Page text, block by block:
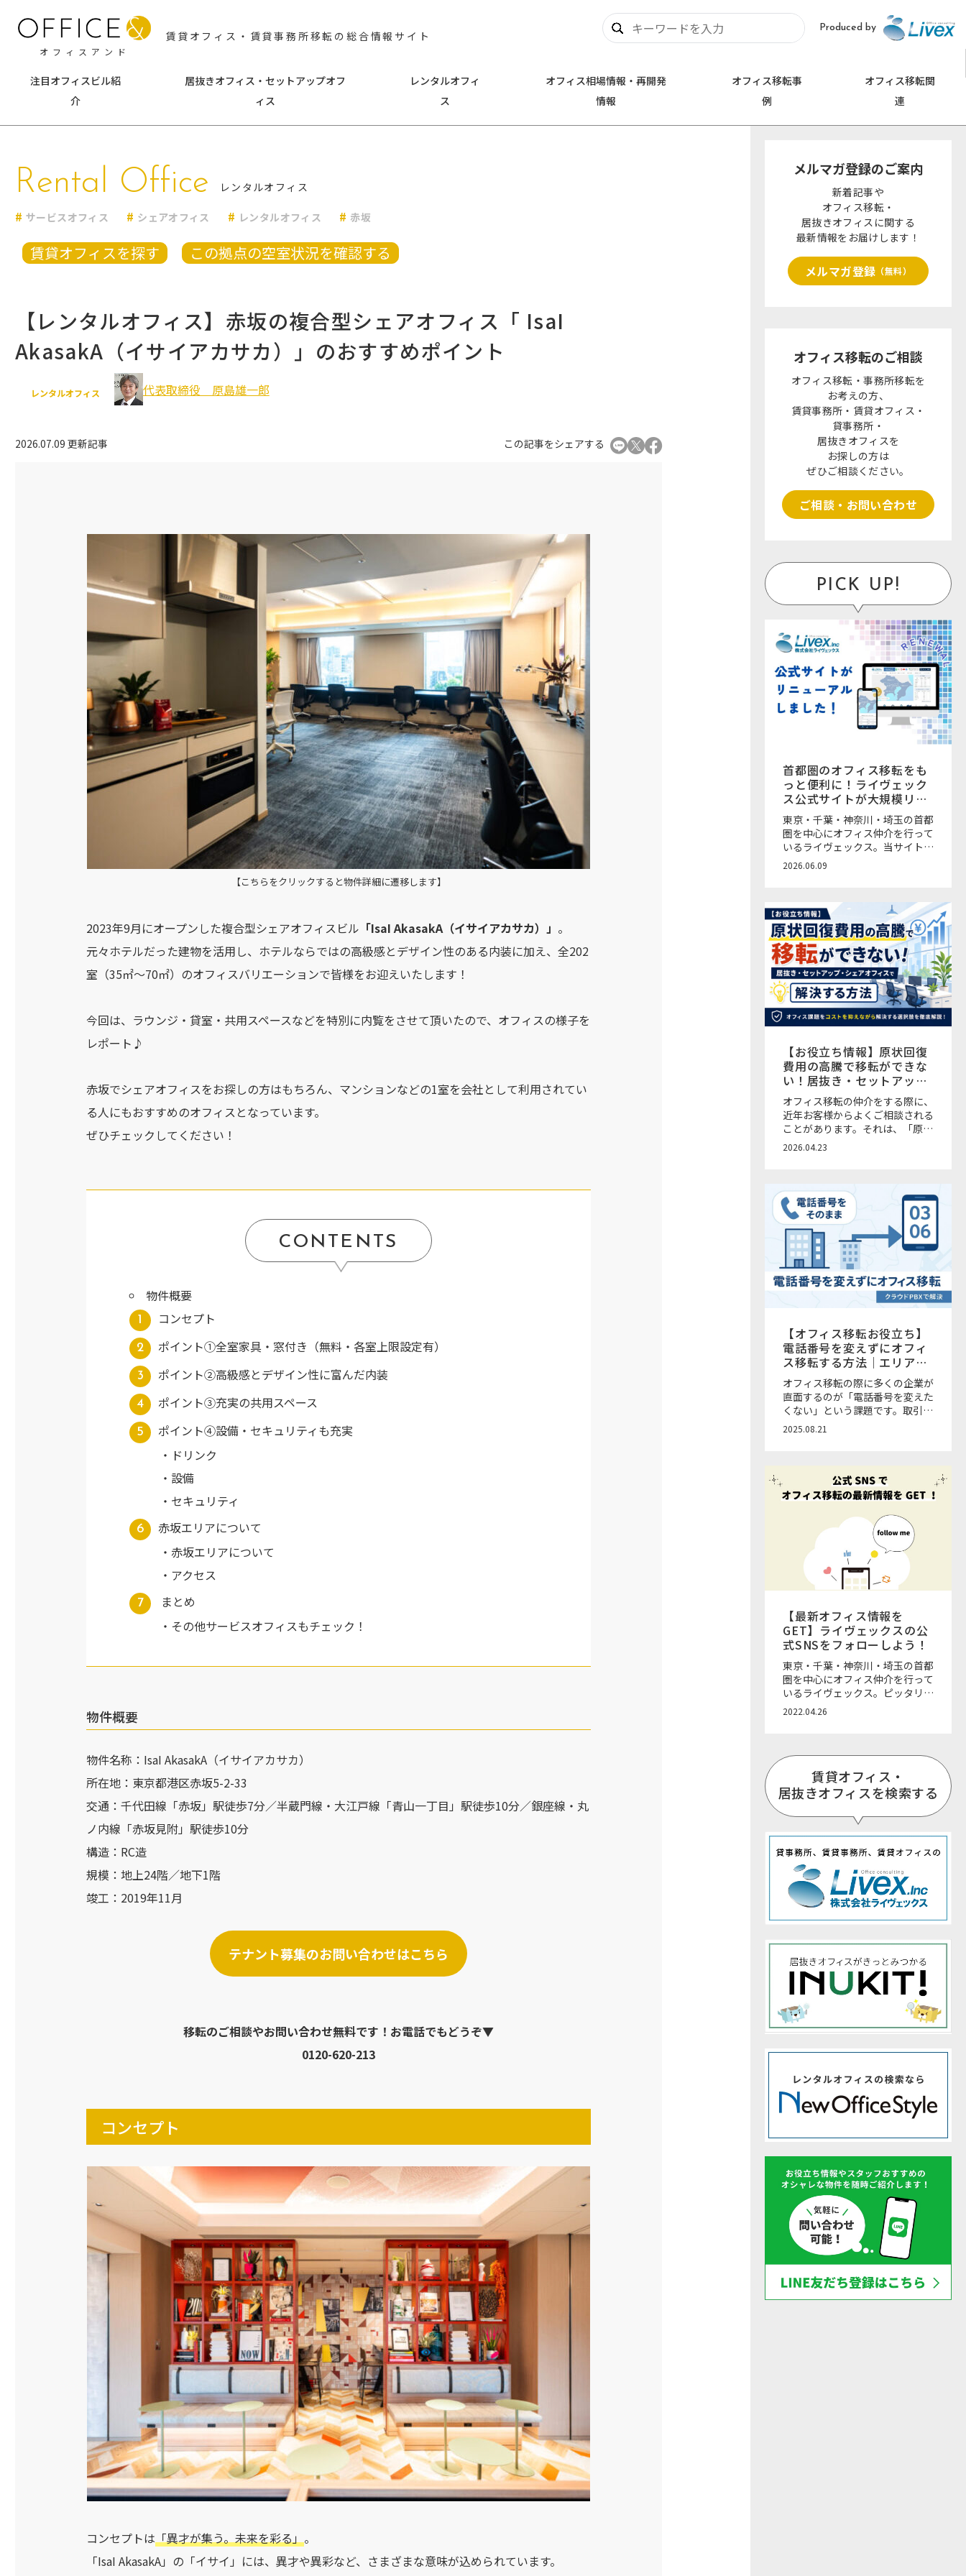
オフィスアンド
賃貸オフィス・賃貸事務所移転の総合情報サイト
Produced by
注目オフィスビル紹
介
千代田区
中央区
渋谷区
文京区
台東区
墨田区
世田谷区
中野区
豊島区
北区
武蔵野市
八王子市
海老名
その他川崎市
さいたま市
居抜きオフィス・セットアップオフ
ィス
レンタルオフィ
ス
オフィス相場情報・再開発
情報
オフィス移転事
例
オフィス移転関
連
Rental Office レンタルオフィス
サービスオフィス シェアオフィス レンタルオフィス 赤坂
賃貸オフィスを探す この拠点の空室状況を確認する
【レンタルオフィス】赤坂の複合型シェアオフィス「 IsaI
AkasakA（イサイアカサカ）」のおすすめポイント
レンタルオフィス 代表取締役 原島雄一郎
2026.07.09 更新記事 この記事をシェアする
【こちらをクリックすると物件詳細に遷移します】
2023年9月にオープンした複合型シェアオフィスビル 「IsaI AkasakA（イサイアカサカ）」 。
元々ホテルだった建物を活用し、ホテルならではの高級感とデザイン性のある内装に加え、全202
室（35㎡～70㎡）のオフィスバリエーションで皆様をお迎えいたします！
今回は、ラウンジ・貸室・共用スペースなどを特別に内覧をさせて頂いたので、オフィスの様子を
レポート♪
赤坂でシェアオフィスをお探しの方はもちろん、マンションなどの1室を会社として利用されてい
る人にもおすすめのオフィスとなっています。
ぜひチェックしてください！
CONTENTS
物件概要
コンセプト
ポイント①全室家具・窓付き（無料・各室上限設定有）
ポイント②高級感とデザイン性に富んだ内装
ポイント③充実の共用スペース
ポイント④設備・セキュリティも充実
ドリンク
設備
セキュリティ
赤坂エリアについて
赤坂エリアについて
アクセス
まとめ
その他サービスオフィスもチェック！
物件概要
物件名称：IsaI AkasakA（イサイアカサカ）
所在地：東京都港区赤坂5-2-33
交通：千代田線「赤坂」駅徒歩7分／半蔵門線・大江戸線「青山一丁目」駅徒歩10分／銀座線・丸
ノ内線「赤坂見附」駅徒歩10分
構造：RC造
規模：地上24階／地下1階
竣工：2019年11月
テナント募集のお問い合わせはこちら
移転のご相談やお問い合わせ無料です！お電話でもどうぞ▼
0120-620-213
コンセプト
コンセプトは「異才が集う。未来を彩る」。
「IsaI AkasakA」の「イサイ」には、異才や異彩など、さまざまな意味が込められています。
メルマガ登録のご案内
新着記事や
オフィス移転・
居抜きオフィスに関する
最新情報をお届けします！
メルマガ登録 （無料）
オフィス移転のご相談
オフィス移転・事務所移転を
お考えの方、
賃貸事務所・賃貸オフィス・
貸事務所・
居抜きオフィスを
お探しの方は
ぜひご相談ください。
ご相談・お問い合わせ
PICK UP!
首都圏のオフィス移転をも
っと便利に！ライヴェック
ス公式サイトが大規模リニ
ューアル
東京・千葉・神奈川・埼玉の首都
圏を中心にオフィス仲介を行って
いるライヴェックス。当サイト
「OFFICE&（オフィスアン
ド）」を運営するオフィス移転仲
ェックスの公式サイトが大規模リ
ニューアルをいたしました。さら
に見やすく、物件の検索やお問い
合わせがしやすくなっています。
また、希望条件に合う新着物件が
随時メールで届く新機能
2026.06.09
【お役立ち情報】原状回復
費用の高騰で移転ができな
い！居抜き・セットアッ
プ・オフィス時間貸しサー
ビスで解決する方法
オフィス移転の仲介をする際に、
近年お客様からよくご相談される
ことがあります。それは、「原状
回復費用が予想以上に高い」「移
費用の高騰に加え、人員の増加や
出社率の上昇による会議室不足・
座席不足といった課題も増えてき
ている状況です。本来であれば移
転や増床で解決したいところで
2026.04.23
【オフィス移転お役立ち】
電話番号を変えずにオフィ
ス移転する方法｜エリア制
限とクラウドPBXの活用
オフィス移転の際に多くの企業が
直面するのが「電話番号を変えた
くない」という課題です。取引先
や顧客に周知する負担や営業機会
す。 本記事では、電話番号を変
えずに移転する方法と番号が変わ
番号を維持できるサービスについ
て解説します。 ご相談は無料！
2025.08.21
【最新オフィス情報を
GET】ライヴェックスの公
式SNSをフォローしよう！
東京・千葉・神奈川・埼玉の首都
圏を中心にオフィス仲介を行って
いるライヴェックス。ピッタリな
オフィスのご紹介・仲介はもちろ
ん、内装工事やレイアウトデザイ
ポート可能なところが魅力です！
ライヴェックスでは、各SNSで
様々なオフィス情報を発信してい
ます。お好きなSNSをフォローし
て、最新のオフィス移転情報
2022.04.26
賃貸オフィス・
居抜きオフィスを検索する
0120-620-213